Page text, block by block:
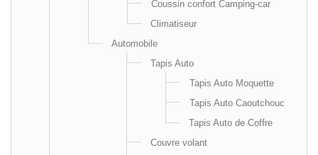
Coussin confort Camping-car
Climatiseur
Automobile
Tapis Auto
Tapis Auto Moquette
Tapis Auto Caoutchouc
Tapis Auto de Coffre
Couvre volant